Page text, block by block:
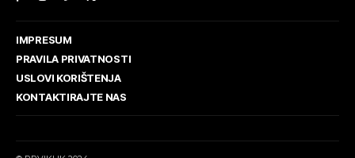
IMPRESUM
PRAVILA PRIVATNOSTI
USLOVI KORIŠTENJA
KONTAKTIRAJTE NAS